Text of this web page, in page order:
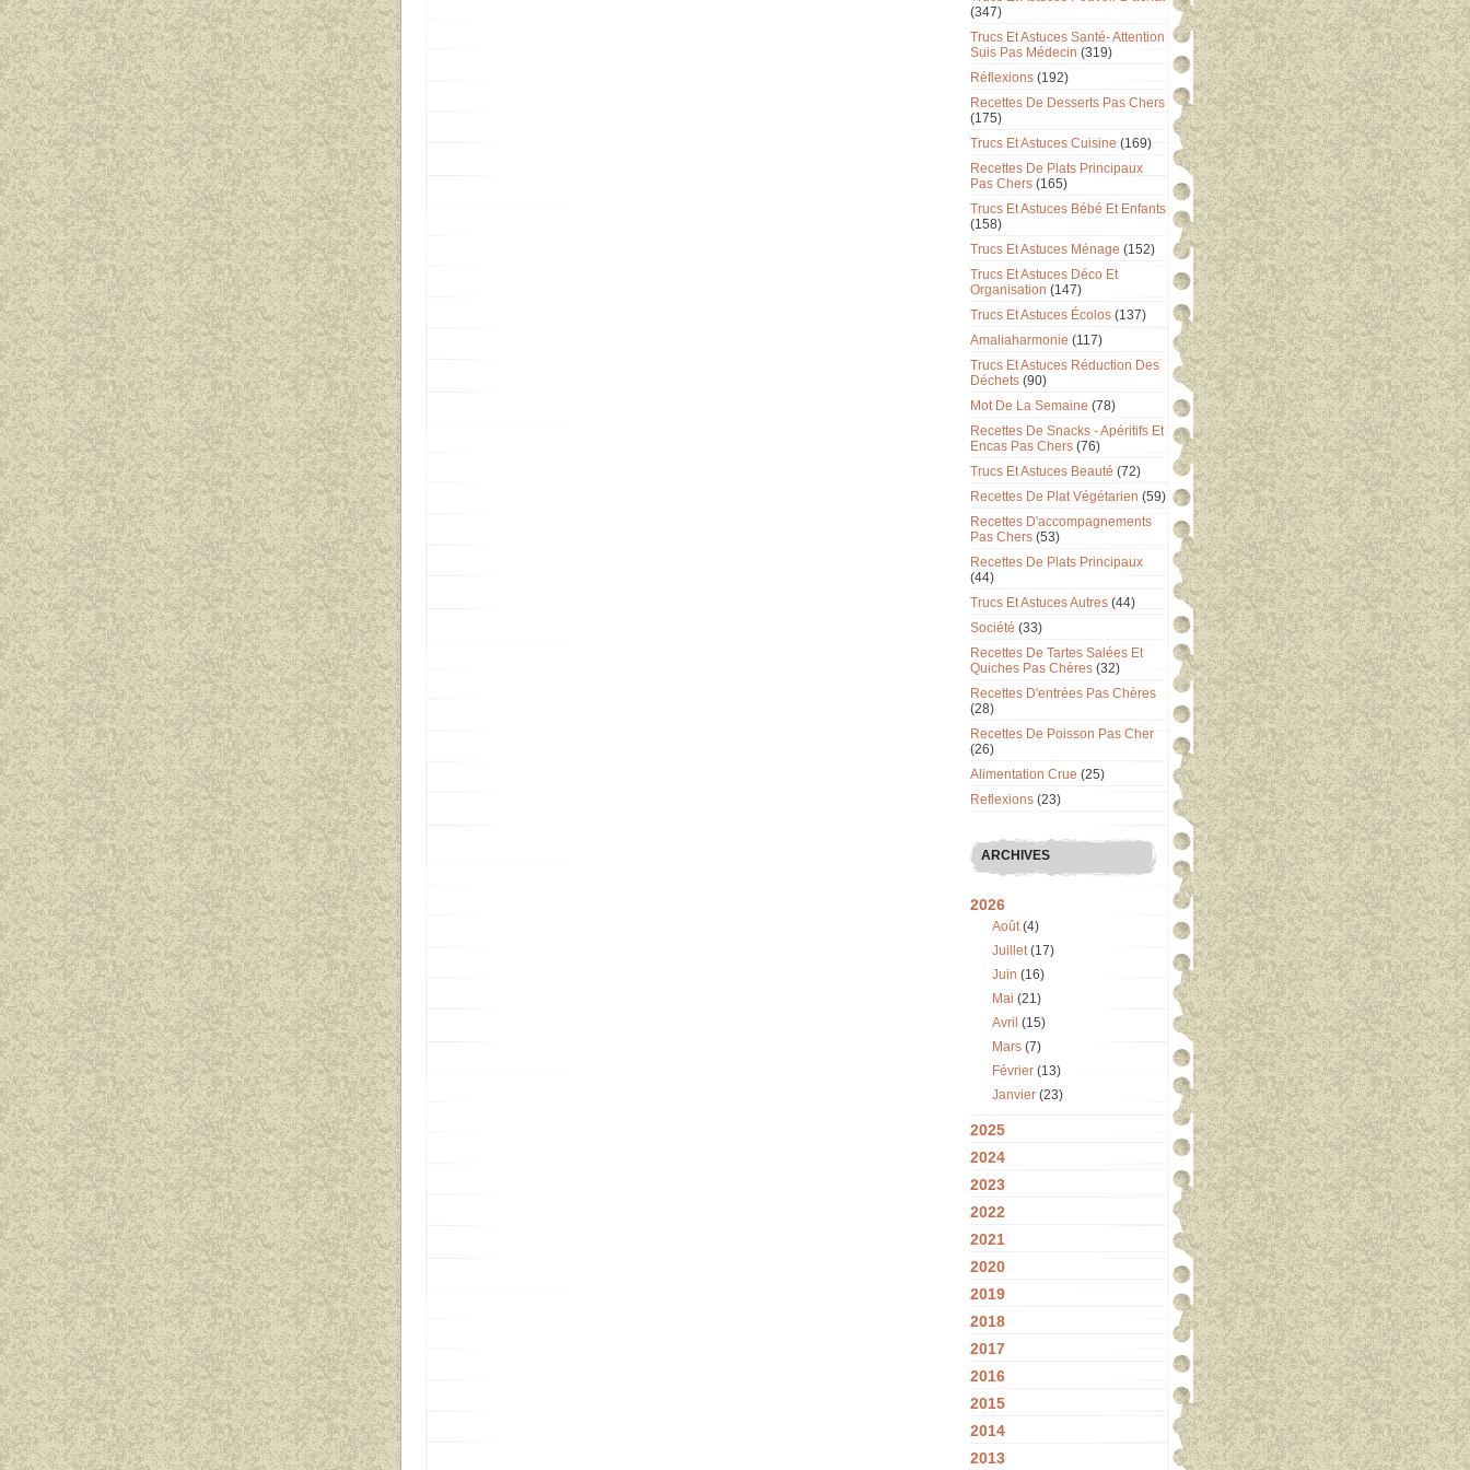
(347)
Trucs Et Astuces Santé- Attention
Suis Pas Médecin (319)
Réflexions (192)
Recettes De Desserts Pas Chers
(175)
Trucs Et Astuces Cuisine (169)
Recettes De Plats Principaux
Pas Chers (165)
Trucs Et Astuces Bébé Et Enfants
(158)
Trucs Et Astuces Ménage (152)
Trucs Et Astuces Déco Et
Organisation (147)
Trucs Et Astuces Écolos (137)
Amaliaharmonie (117)
Trucs Et Astuces Réduction Des
Déchets (90)
Mot De La Semaine (78)
Recettes De Snacks - Apéritifs Et
Encas Pas Chers (76)
Trucs Et Astuces Beauté (72)
Recettes De Plat Végétarien (59)
Recettes D'accompagnements
Pas Chers (53)
Recettes De Plats Principaux
(44)
Trucs Et Astuces Autres (44)
Société (33)
Recettes De Tartes Salées Et
Quiches Pas Chères (32)
Recettes D'entrées Pas Chères
(28)
Recettes De Poisson Pas Cher
(26)
Alimentation Crue (25)
Reflexions (23)
ARCHIVES
2026
Août(4)
Juillet(17)
Juin (16)
Mai (21)
Avril (15)
Mars (7)
Février (13)
Janvier (23)
2025
2024
2023
2022
2021
2020
2019
2018
2017
2016
2015
2014
2013